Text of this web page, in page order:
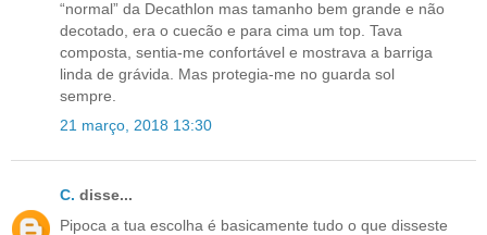
“normal” da Decathlon mas tamanho bem grande e não
decotado, era o cuecão e para cima um top. Tava
composta, sentia-me confortável e mostrava a barriga
linda de grávida. Mas protegia-me no guarda sol
sempre.
21 março, 2018 13:30
C. disse...
Pipoca a tua escolha é basicamente tudo o que disseste